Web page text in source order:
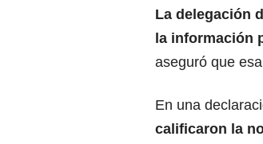
La delegación
la información
aseguró que
En una
calificaron la